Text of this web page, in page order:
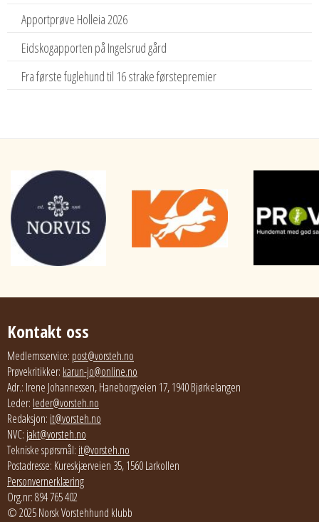
Apportprøve Holleia 2026
Eidskogapporten på Ingelsrud gård
Fra første fuglehund til 16 strake førstepremier
Kontakt oss
Medlemsservice: post@vorsteh.no
Prøvekritikker: karun-jo@online.no
Adr.: Irene Johannessen, Haneborgveien 17, 1940 Bjørkelangen
Leder: leder@vorsteh.no
Redaksjon: it@vorsteh.no
NVC: jakt@vorsteh.no
Tekniske spørsmål: it@vorsteh.no
Postadresse: Kureskjærveien 35, 1560 Larkollen
Personvernerklæring
Org.nr: 894 765 402
© 2025 Norsk Vorstehhund klubb